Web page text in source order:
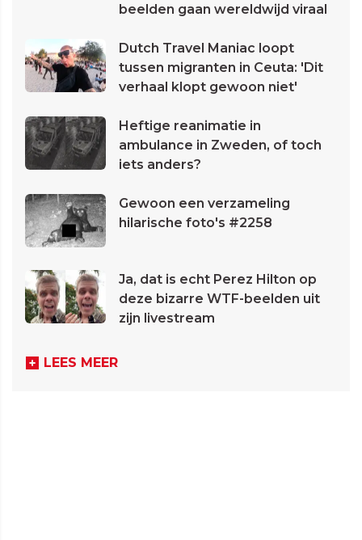
beelden gaan wereldwijd viraal
Dutch Travel Maniac loopt
tussen migranten in Ceuta: 'Dit
verhaal klopt gewoon niet'
Heftige reanimatie in
ambulance in Zweden, of toch
iets anders?
Gewoon een verzameling
hilarische foto's #2258
Ja, dat is echt Perez Hilton op
deze bizarre WTF-beelden uit
zijn livestream
LEES MEER